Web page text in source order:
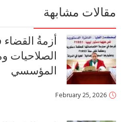
مقالات مشابهة
أزمةُ
الصلاحيات
المؤسسي
February 25, 2026